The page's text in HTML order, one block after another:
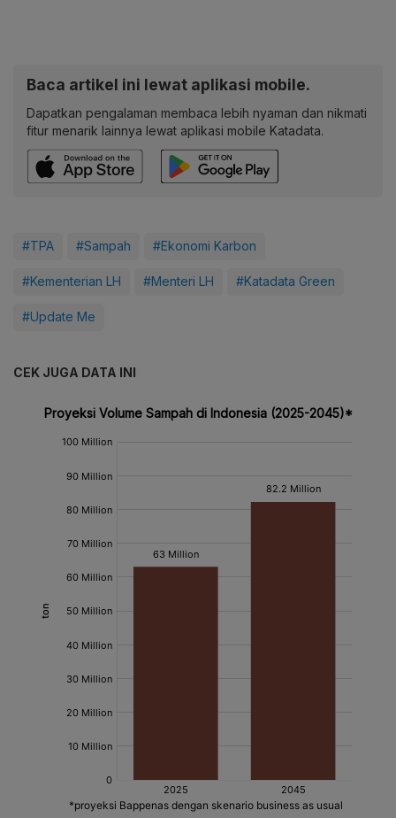
Baca artikel ini lewat aplikasi mobile.
Dapatkan pengalaman membaca lebih nyaman dan nikmati
fitur menarik lainnya lewat aplikasi mobile Katadata.
#TPA #Sampah #Ekonomi Karbon
#Kementerian LH #Menteri LH #Katadata Green
#Update Me
CEK JUGA DATA INI